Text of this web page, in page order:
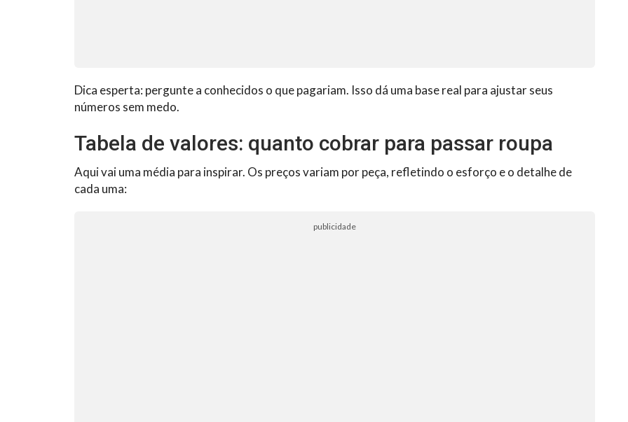
Dica esperta: pergunte a conhecidos o que pagariam. Isso dá uma base real para ajustar seus
números sem medo.
Tabela de valores: quanto cobrar para passar roupa
Aqui vai uma média para inspirar. Os preços variam por peça, refletindo o esforço e o detalhe de
cada uma:
publicidade